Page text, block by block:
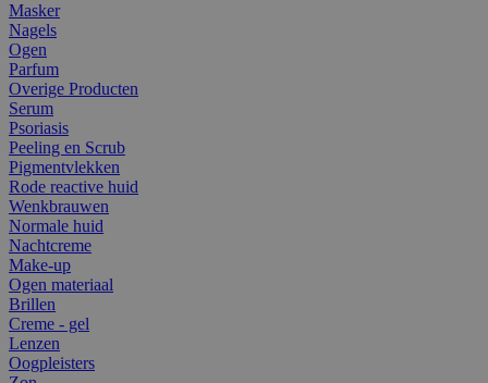
Masker
Nagels
Ogen
Parfum
Overige Producten
Serum
Psoriasis
Peeling en Scrub
Pigmentvlekken
Rode reactive huid
Wenkbrauwen
Normale huid
Nachtcreme
Make-up
Ogen materiaal
Brillen
Creme - gel
Lenzen
Oogpleisters